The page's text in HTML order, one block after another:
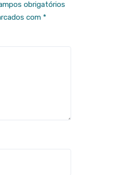
obrigatórios
com *